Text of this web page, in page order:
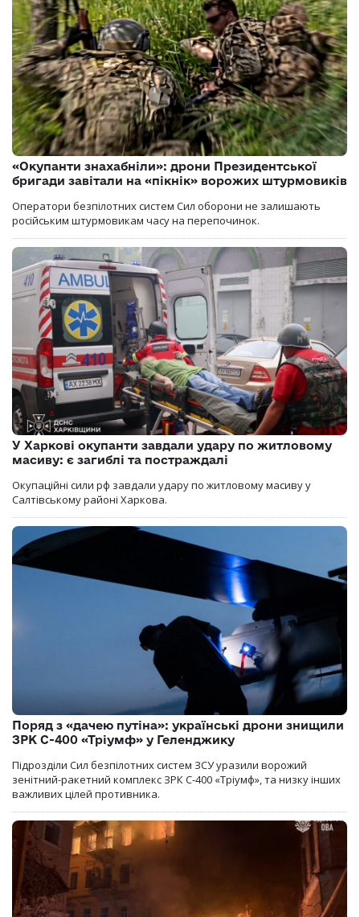
«Окупанти знахабніли»: дрони Президентської
бригади завітали на «пікнік» ворожих штурмовиків
Оператори безпілотних систем Сил оборони не залишають
російським штурмовикам часу на перепочинок.
У Харкові окупанти завдали удару по житловому
масиву: є загиблі та постраждалі
Окупаційні сили рф завдали удару по житловому масиву у
Салтівському районі Харкова.
Поряд з «дачею путіна»: українські дрони знищили
ЗРК С-400 «Тріумф» у Геленджику
Підрозділи Сил безпілотних систем ЗСУ уразили ворожий
зенітний-ракетний комплекс ЗРК С-400 «Тріумф», та низку інших
важливих цілей противника.